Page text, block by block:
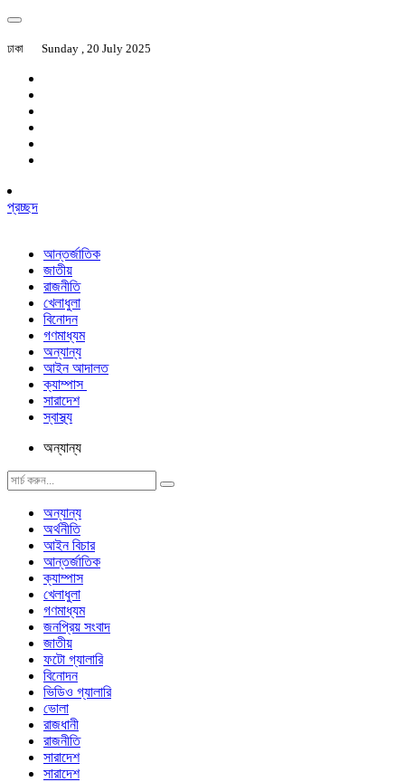
ঢাকা Sunday , 20 July 2025
প্রচ্ছদ
আন্তর্জাতিক
জাতীয়
রাজনীতি
খেলাধুলা
বিনোদন
গণমাধ্যম
অন্যান্য
আইন আদালত
ক্যাম্পাস
সারাদেশ
স্বাস্থ্য
অন্যান্য
অন্যান্য
অর্থনীতি
আইন বিচার
আন্তর্জাতিক
ক্যাম্পাস
খেলাধুলা
গণমাধ্যম
জনপ্রিয় সংবাদ
জাতীয়
ফটো গ্যালারি
বিনোদন
ভিডিও গ্যালারি
ভোলা
রাজধানী
রাজনীতি
সারাদেশ
সারাদেশ